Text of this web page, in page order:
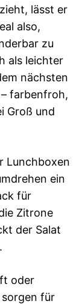
lässt er
also,
zu
als leichter
nächsten
farbenfroh,
Groß und
Lunchboxen
ein
für
Zitrone
der Salat
oder
für